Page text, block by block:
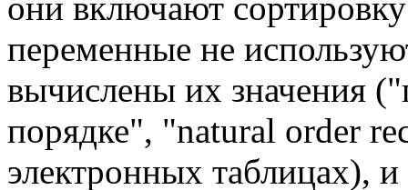
переменные не
вычислены их значения
порядке", "natural order
электронных таблицах),